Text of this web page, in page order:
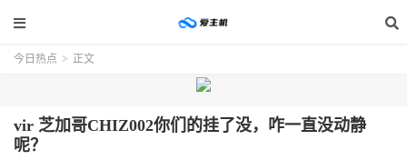
今日热点 > 正文
vir 芝加哥CHIZ002你们的挂了没，咋一直没动静
呢？